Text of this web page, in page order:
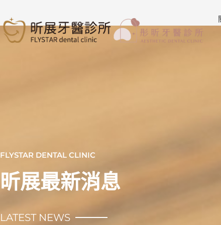
主
FLYSTAR DENTAL CLINIC
昕展最新消息
LATEST NEWS